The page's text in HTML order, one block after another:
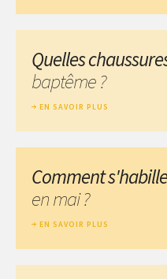
Quelles
baptême ?
EN SAVOIR PLUS
Comment
en mai ?
EN SAVOIR PLUS